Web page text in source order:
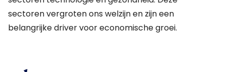
sectoren vergroten ons welzijn en zijn een
belangrijke driver voor economische groei.